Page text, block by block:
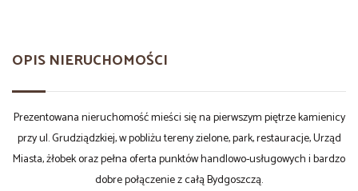
OPIS NIERUCHOMOŚCI
Prezentowana nieruchomość mieści się na pierwszym piętrze kamienicy
przy ul. Grudziądzkiej, w pobliżu tereny zielone, park, restauracje, Urząd
Miasta, żłobek oraz pełna oferta punktów handlowo-usługowych i bardzo
dobre połączenie z całą Bydgoszczą.